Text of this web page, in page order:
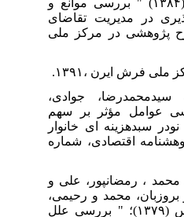
در مدیریت تقاضای
در مرکز ملی
جوادی،
بررسی عوامل مؤثر بر سهم
سبدهزینه ای خانوار
اقتصادی، شماره
، رمضانپور، علی و
محمد و رحیمی،
حمد و رحمانی، عباس (۱۳۷۹)؛ " بررسی علل